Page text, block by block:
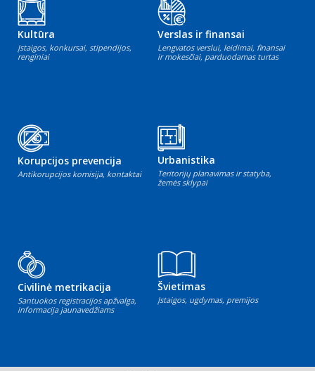
Kultūra
Įstaigos, konkursai, stipendijos,
renginiai
Verslas ir finansai
Lengvatos verslui, leidimai, finansai
ir mokesčiai, parduodamas turtas
Korupcijos prevencija
Antikorupcijos komisija, kontaktai
Urbanistika
Teritorijų planavimas ir statyba,
žemės sklypai
Civilinė metrikacija
Santuokos registracijos apžvalga,
informacija jaunavedžiams
Švietimas
Įstaigos, ugdymas, premijos